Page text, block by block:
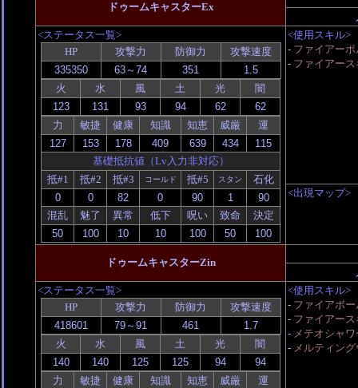
ドゥームキャスターEx
<ステータス一覧>
HP
攻撃力 防御力 攻撃速度
火 水 風 土 光 闇
力 敏捷 健康 知識 知恵 威厳 運
基礎抵抗値（Lv入力非対応）
抵#1
抵#2 抵#3 コールド 抵#5 スタン 石化
混乱 魅了 異常 低下 呪い 致命 決定
<使用スキル>
- ファイアー
- ファイアース
<出現マップ>
ドゥームキャスターZin
<ステータス一覧>
HP
攻撃力 防御力 攻撃速度
火 水 風 土 光 闇
力 敏捷 健康 知識 知恵 威厳 運
<使用スキル>
- ファイアボ
- ファイアース
- メテオシャ
- メルティン